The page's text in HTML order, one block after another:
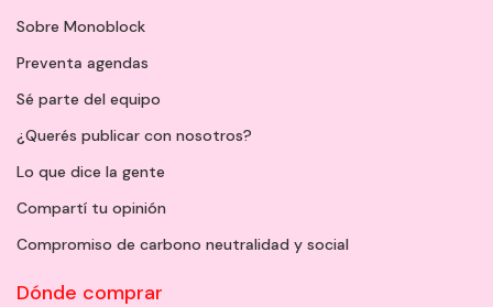
Sobre Monoblock
Preventa agendas
Sé parte del equipo
¿Querés publicar con nosotros?
Lo que dice la gente
Compartí tu opinión
Compromiso de carbono neutralidad y social
Dónde comprar